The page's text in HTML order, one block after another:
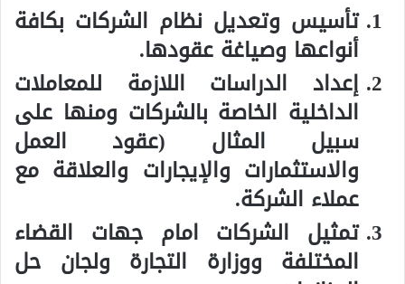
تأسيس وتعديل نظام الشركات بكافة
أنواعها وصياغة عقودها.
إعداد الدراسات اللازمة للمعاملات
الداخلية الخاصة بالشركات ومنها على
سبيل المثال (عقود العمل
والاستثمارات والإيجارات والعلاقة مع
عملاء الشركة.
تمثيل الشركات امام جهات القضاء
المختلفة ووزارة التجارة ولجان حل